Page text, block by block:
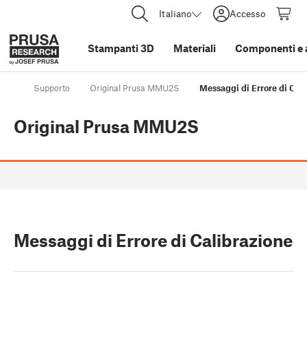
Italiano Accesso
Stampanti 3D Materiali Componenti e
Supporto Original Prusa MMU2S Messaggi di Errore di
Original Prusa MMU2S
Messaggi di Errore di Calibrazione